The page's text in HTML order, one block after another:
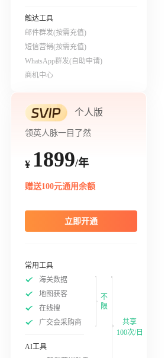
触达工具
邮件群发(按需充值)
短信营销(按需充值)
WhatsApp群发(自助申请)
商机中心
个人版
领英人脉一目了然
¥ 1899/年
赠送100元通用余额
立即开通
常用工具
海关数据
地图获客
在线搜
广交会采购商
不
限
AI工具
共享
100次/日